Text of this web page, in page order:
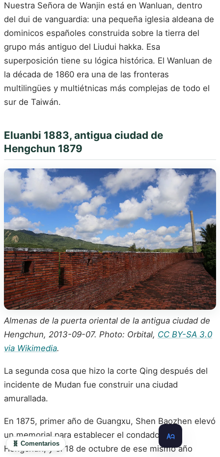
Nuestra Señora de Wanjin está en Wanluan, dentro
del dui de vanguardia: una pequeña iglesia aldeana de
dominicos españoles construida sobre la tierra del
grupo más antiguo del Liudui hakka. Esa
superposición tiene su lógica histórica. El Wanluan de
la década de 1860 era una de las fronteras
multilingües y multiétnicas más complejas de todo el
sur de Taiwán.
Eluanbi 1883, antigua ciudad de
Hengchun 1879
Almenas de la puerta oriental de la antigua ciudad de
Hengchun, 2013-09-07. Photo: Orbital, CC BY-SA 3.0
via Wikimedia.
La segunda cosa que hizo la corte Qing después del
incidente de Mudan fue construir una ciudad
amurallada.
En 1875, primer año de Guangxu, Shen Baozhen elevó
un memorial para establecer el condado de
Hengchun, y el 18 de octubre de ese mismo año
🧬 Comentarios